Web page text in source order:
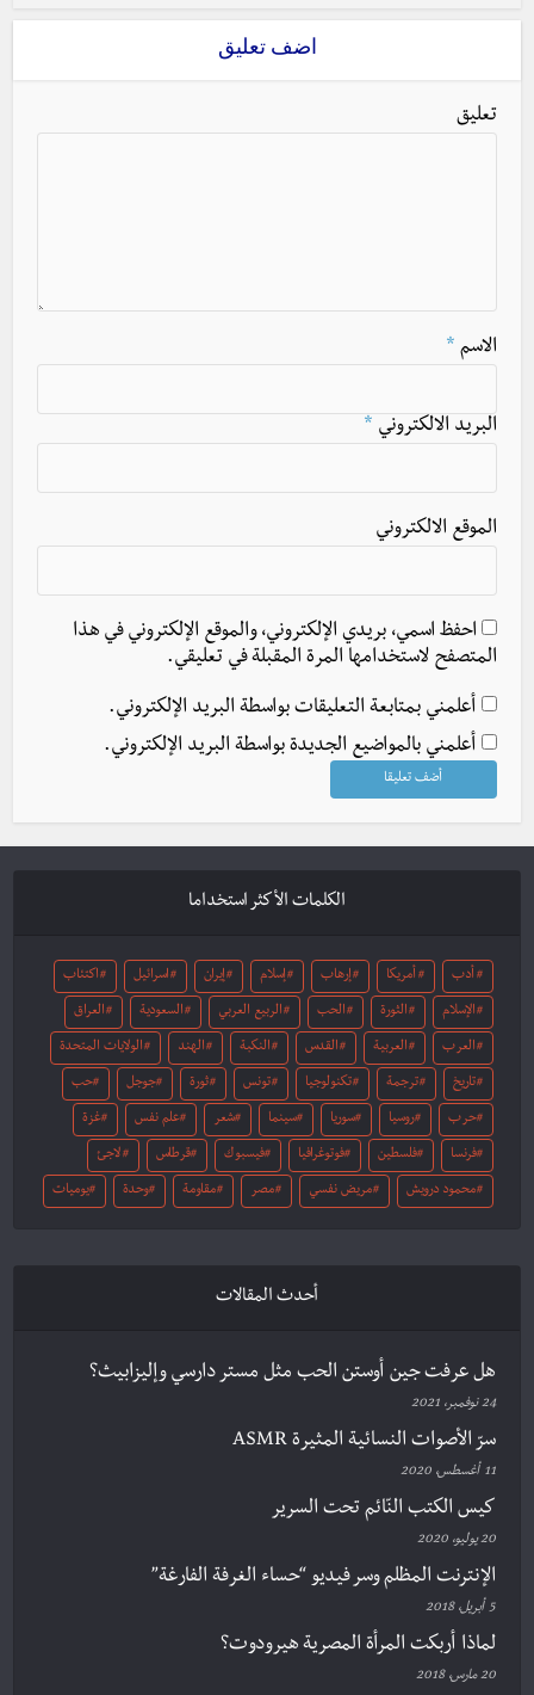
اضف تعليق
تعليق
الاسم *
البريد الالكتروني *
الموقع الالكتروني
احفظ اسمي، بريدي الإلكتروني، والموقع الإلكتروني في هذا
المتصفح لاستخدامها المرة المقبلة في تعليقي.
أعلمني بمتابعة التعليقات بواسطة البريد الإلكتروني.
أعلمني بالمواضيع الجديدة بواسطة البريد الإلكتروني.
الكلمات الأكثر استخداما
أدب أمريكا إرهاب إسلام إيران اسرائيل اكتئاب
الإسلام الثورة الحب الربيع العربي السعودية العراق
العرب العربية القدس النكبة الهند الولايات المتحدة
تاريخ ترجمة تكنولوجيا تونس ثورة جوجل حب
حرب روسيا سوريا سينما شعر علم نفس غزة
فرنسا فلسطين فوتوغرافيا فيسبوك قرطاس لاجئ
محمود درويش مريض نفسي مصر مقاومة وحدة يوميات
أحدث المقالات
هل عرفت جين أوستن الحب مثل مستر دارسي وإليزابيث؟
24 نوفمبر، 2021
سرّ الأصوات النسائية المثيرة ASMR
11 أغسطس، 2020
كيس الكتب النّائم تحت السرير
20 يوليو، 2020
الإنترنت المظلم وسر فيديو “حساء الغرفة الفارغة”
5 أبريل، 2018
لماذا أربكت المرأة المصرية هيرودوت؟
20 مارس، 2018